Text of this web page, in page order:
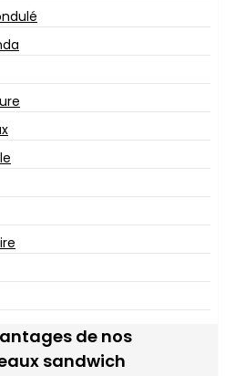
de nos
sandwich